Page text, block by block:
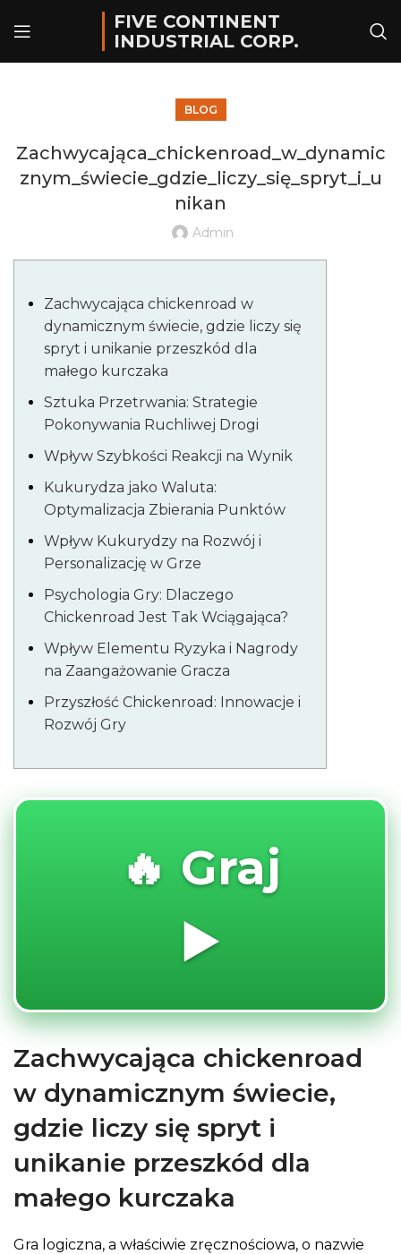
FIVE CONTINENT
INDUSTRIAL CORP.
BLOG
Zachwycająca_chickenroad_w_dynamic
znym_świecie_gdzie_liczy_się_spryt_i_u
nikan
Admin
Zachwycająca chickenroad w
dynamicznym świecie, gdzie liczy się
spryt i unikanie przeszkód dla
małego kurczaka
Sztuka Przetrwania: Strategie
Pokonywania Ruchliwej Drogi
Wpływ Szybkości Reakcji na Wynik
Kukurydza jako Waluta:
Optymalizacja Zbierania Punktów
Wpływ Kukurydzy na Rozwój i
Personalizację w Grze
Psychologia Gry: Dlaczego
Chickenroad Jest Tak Wciągająca?
Wpływ Elementu Ryzyka i Nagrody
na Zaangażowanie Gracza
Przyszłość Chickenroad: Innowacje i
Rozwój Gry
🔥 Graj
▶️
Zachwycająca chickenroad
w dynamicznym świecie,
gdzie liczy się spryt i
unikanie przeszkód dla
małego kurczaka
Gra logiczna, a właściwie zręcznościowa, o nazwie